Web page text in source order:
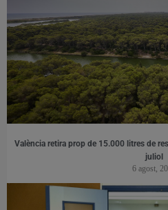
València retira prop de 15.000 litres de
juliol
6 agost,